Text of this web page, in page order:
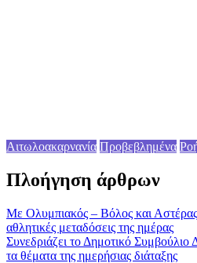
Αιτωλοακαρνανία Προβεβλημένα
Πλοήγηση άρθρων
Με Ολυμπιακός – Βόλος και
αθλητικές μεταδόσεις της ημέρας
Συνεδριάζει το Δημοτικό Συμβούλιο
τα θέματα της ημερήσιας διάταξης